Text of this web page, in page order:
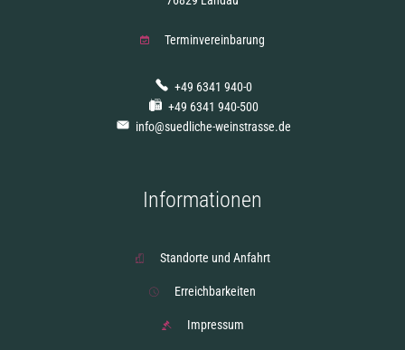
Terminvereinbarung
+49 6341 940-0
+49 6341 940-500
info@suedliche-weinstrasse.de
Informationen
Standorte und Anfahrt
Erreichbarkeiten
Impressum